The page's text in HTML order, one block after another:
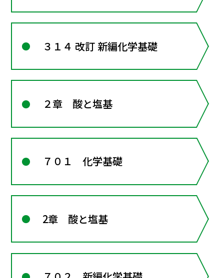
３１４ 改訂 新編化学基礎
２章 酸と塩基
７０１ 化学基礎
2章 酸と塩基